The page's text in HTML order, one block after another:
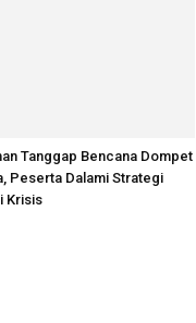
Tanggap Bencana Dompet
Peserta Dalami Strategi
Krisis